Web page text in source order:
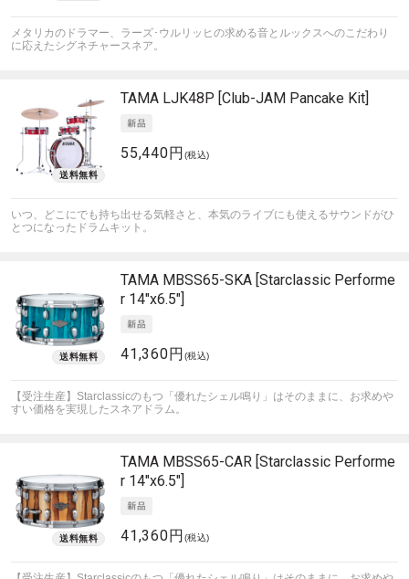
メタリカのドラマー、ラーズ･ウルリッヒの求める音とルックスへのこだわり
に応えたシグネチャースネア。
TAMA LJK48P [Club-JAM Pancake Kit]
55,440円 (税込)
いつ、どこにでも持ち出せる気軽さと、本気のライブにも使えるサウンドがひ
とつになったドラムキット。
TAMA MBSS65-SKA [Starclassic Performe
r 14"x6.5"]
41,360円 (税込)
【受注生産】Starclassicのもつ「優れたシェル鳴り」はそのままに、お求めや
すい価格を実現したスネアドラム。
TAMA MBSS65-CAR [Starclassic Performe
r 14"x6.5"]
41,360円 (税込)